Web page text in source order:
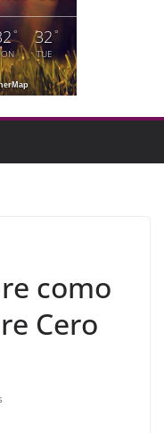
° 32 °
TUE
como
Cero